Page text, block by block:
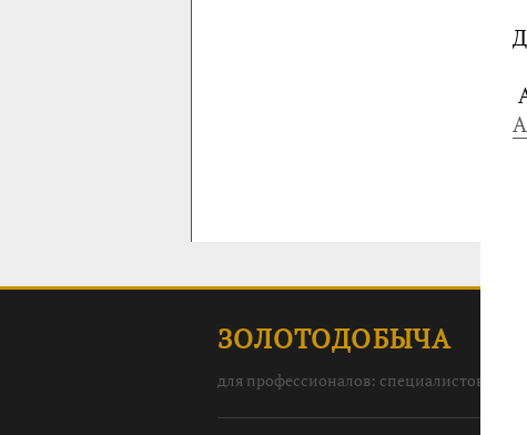
ЗОЛОТОДОБЫЧА
для профессионалов: специалистов,